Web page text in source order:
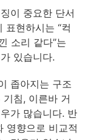
이 중요한 단서
표현하시는 “컥
소리 같다”는
있습니다.
좁아지는 구조
침, 이른바 거
가 많습니다. 반
영향으로 비교적